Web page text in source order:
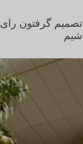
تصمیم گرفتون رای
شیم